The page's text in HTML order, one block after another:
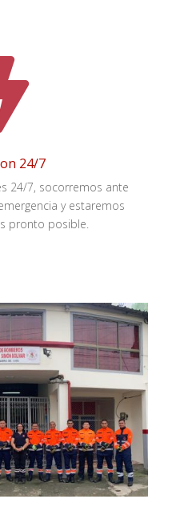
24/7
24/7, socorremos ante
y estaremos
pronto posible.